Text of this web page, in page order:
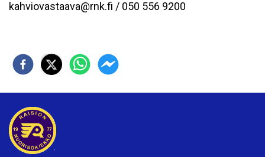
kahviovastaava@rnk.fi / 050 556 9200